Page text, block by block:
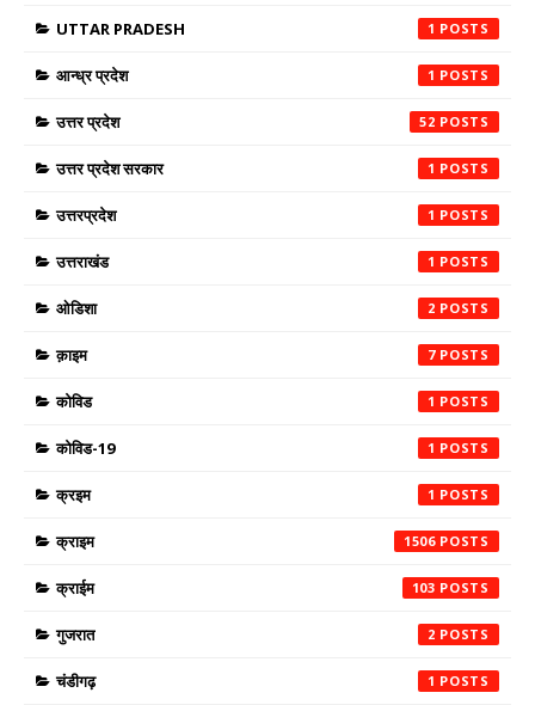
UTTAR PRADESH 1
आन्ध्र प्रदेश 1
उत्तर प्रदेश 52
उत्तर प्रदेश सरकार 1
उत्तरप्रदेश 1
उत्तराखंड 1
ओडिशा 2
क़ाइम 7
कोविड 1
कोविड-19 1
क्रइम 1
क्राइम 1506
क्राईम 103
गुजरात 2
चंडीगढ़ 1